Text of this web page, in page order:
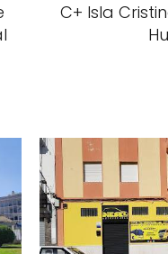
C+ Isla